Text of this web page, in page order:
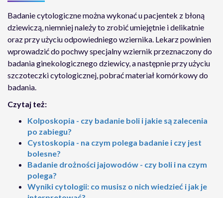
Badanie cytologiczne można wykonać u pacjentek z błoną
dziewiczą, niemniej należy to zrobić umiejętnie i delikatnie
oraz przy użyciu odpowiedniego wziernika. Lekarz powinien
wprowadzić do pochwy specjalny wziernik przeznaczony do
badania ginekologicznego dziewicy, a następnie przy użyciu
szczoteczki cytologicznej, pobrać materiał komórkowy do
badania.
Czytaj też:
Kolposkopia - czy badanie boli i jakie są zalecenia
po zabiegu?
Cystoskopia - na czym polega badanie i czy jest
bolesne?
Badanie drożności jajowodów - czy boli i na czym
polega?
Wyniki cytologii: co musisz o nich wiedzieć i jak je